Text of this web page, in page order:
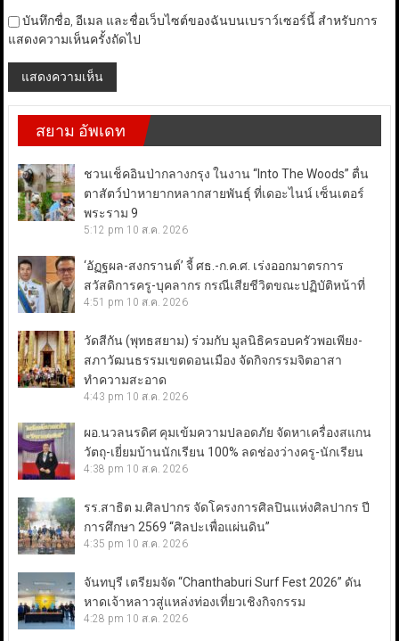
บันทึกชื่อ, อีเมล และชื่อเว็บไซต์ของฉันบนเบราว์เซอร์นี้ สำหรับการ
แสดงความเห็นครั้งถัดไป
สยาม อัพเดท
ชวนเช็คอินป่ากลางกรุง ในงาน “Into The Woods” ตื่น
ตาสัตว์ป่าหายากหลากสายพันธุ์ ที่เดอะไนน์ เซ็นเตอร์
พระราม 9
5:12 pm 10 ส.ค. 2026
‘อัฏฐผล-สงกรานต์’ จี้ ศธ.-ก.ค.ศ. เร่งออกมาตรการ
สวัสดิการครู-บุคลากร กรณีเสียชีวิตขณะปฏิบัติหน้าที่
4:51 pm 10 ส.ค. 2026
วัดสีกัน (พุทธสยาม) ร่วมกับ มูลนิธิครอบครัวพอเพียง-
สภาวัฒนธรรมเขตดอนเมือง จัดกิจกรรมจิตอาสา
ทำความสะอาด
4:43 pm 10 ส.ค. 2026
ผอ.นวลนรดิศ คุมเข้มความปลอดภัย จัดหาเครื่องสแกน
วัตถุ-เยี่ยมบ้านนักเรียน 100% ลดช่องว่างครู-นักเรียน
4:38 pm 10 ส.ค. 2026
รร.สาธิต ม.ศิลปากร จัดโครงการศิลปินแห่งศิลปากร ปี
การศึกษา 2569 “ศิลปะเพื่อแผ่นดิน”
4:35 pm 10 ส.ค. 2026
จันทบุรี เตรียมจัด “Chanthaburi Surf Fest 2026” ดัน
หาดเจ้าหลาวสู่แหล่งท่องเที่ยวเชิงกิจกรรม
4:28 pm 10 ส.ค. 2026